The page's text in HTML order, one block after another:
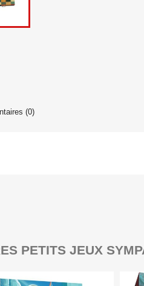
(0)
PETITS JEUX